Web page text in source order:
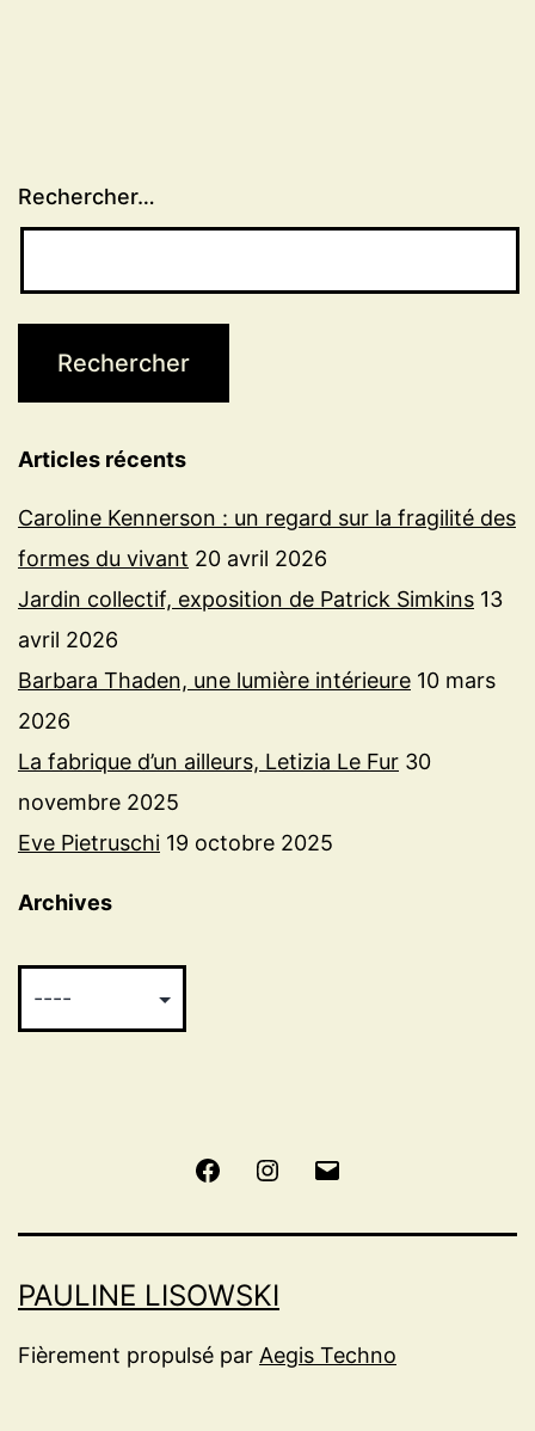
Rechercher…
Articles récents
Caroline Kennerson : un regard sur la fragilité des
formes du vivant 20 avril 2026
Jardin collectif, exposition de Patrick Simkins 13
avril 2026
Barbara Thaden, une lumière intérieure 10 mars
2026
La fabrique d’un ailleurs, Letizia Le Fur 30
novembre 2025
Eve Pietruschi 19 octobre 2025
Archives
FacebookInstagram
PAULINE LISOWSKI
Fièrement propulsé par Aegis Techno